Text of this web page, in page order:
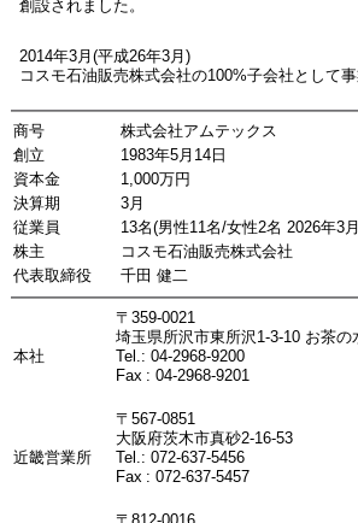
創設されました。
2014年3月(平成26年3月)
コスモ石油販売株式会社の100%子会社として事
商号
株式会社アムテックス
創立
1983年5月14日
資本金
1,000万円
決算期
3月
従業員
13名(男性11名/女性2名 2026年3
株主
コスモ石油販売株式会社
代表取締役
千田 健二
本社
〒359-0021
埼玉県所沢市東所沢1-3-10 お茶の
Tel.: 04-2968-9200
Fax : 04-2968-9201
近畿営業所
〒567-0851
大阪府茨木市真砂2-16-53
Tel.: 072-637-5456
Fax : 072-637-5457